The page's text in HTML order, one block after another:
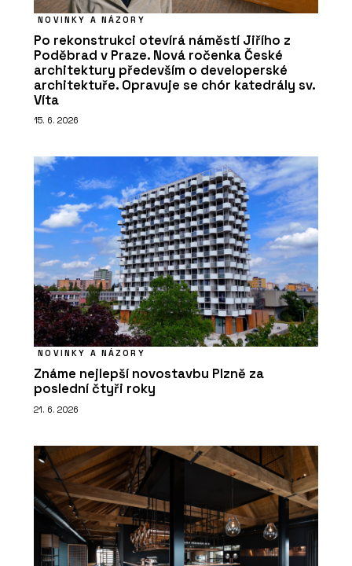
NOVINKY A NÁZORY
Po rekonstrukci otevírá náměstí Jiřího z
Poděbrad v Praze. Nová ročenka České
architektury především o developerské
architektuře. Opravuje se chór katedrály sv.
Víta
15. 6. 2026
NOVINKY A NÁZORY
Známe nejlepší novostavbu Plzně za
poslední čtyři roky
21. 6. 2026